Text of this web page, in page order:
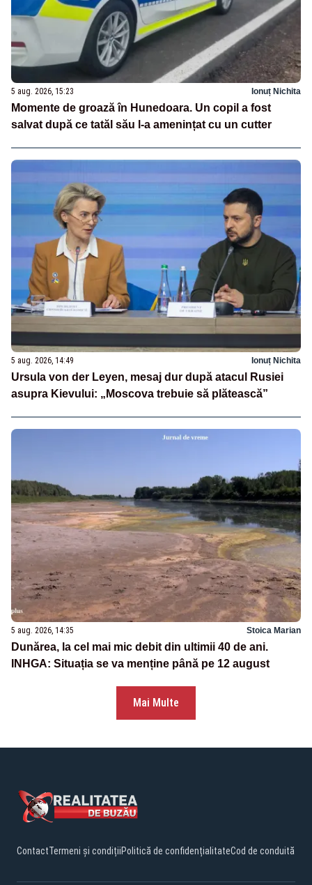
5 aug. 2026, 15:23 Ionuț Nichita
Momente de groază în Hunedoara. Un copil a fost
salvat după ce tatăl său l-a amenințat cu un cutter
5 aug. 2026, 14:49 Ionuț Nichita
Ursula von der Leyen, mesaj dur după atacul Rusiei
asupra Kievului: „Moscova trebuie să plătească”
5 aug. 2026, 14:35 Stoica Marian
Dunărea, la cel mai mic debit din ultimii 40 de ani.
INHGA: Situația se va menține până pe 12 august
Mai Multe
ContactTermeni și condițiiPolitică de confidențialitateCod de conduită